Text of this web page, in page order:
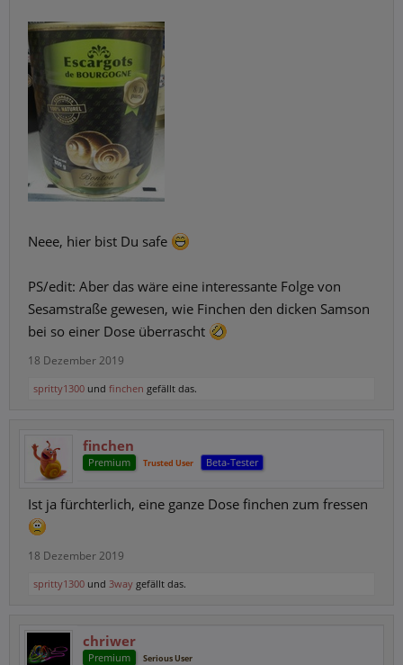
Neee, hier bist Du safe
PS/edit: Aber das wäre eine interessante Folge von
Sesamstraße gewesen, wie Finchen den dicken Samson
bei so einer Dose überrascht
18 Dezember 2019
spritty1300 und finchen gefällt das.
finchen
Premium Trusted User Beta-Tester
Ist ja fürchterlich, eine ganze Dose finchen zum fressen
18 Dezember 2019
spritty1300 und 3way gefällt das.
chriwer
Premium Serious User